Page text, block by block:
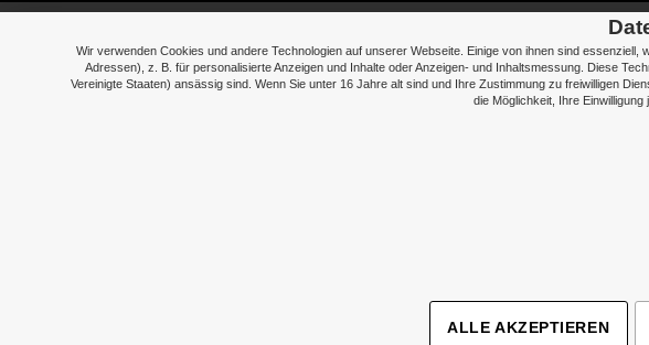
Wir verwenden Cookies und andere Technologien auf unserer Webseite. Einige von ihnen sind
Adressen), z. B. für personalisierte Anzeigen und Inhalte oder Anzeigen- und Inhaltsmessung. Diese
Vereinigte Staaten) ansässig sind. Wenn Sie unter 16 Jahre alt sind und Ihre Zustimmung zu freiwilligen
die Möglichkeit, Ihre
ALLE AKZEPTIEREN